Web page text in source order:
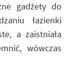
gadżety do
łazienki
a zaistniała
wówczas